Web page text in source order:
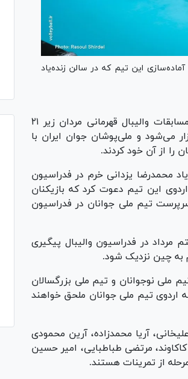
هفتمین مرحله اردوی آماده‌سازی این تیم که در سالن زنده‌یاد
به گزارش فدراسیون والیبال، بیست‌وسومین دوره مسابقات والیبال قهرمانی مردان زیر ۲۱
برگزار می‌شود و ملی‌پوشان جوان ایران با
۲۲ تیرماه در سالن زنده یاد محمدرضا یزدانی خرم در فدراسیون
۱۶ بازیکن را به هفتمین اردوی این تیم دعوت کرد که بازیکنان
کامران شریفی سرپرست تیم ملی جوانان در فدراسیون
تیم ملی والیبال جوانان از ۲۵ تیر تا هشتم مرداد در فدراسیون والیبال پیگیری
به چین نزدیک شود.
ملی نوجوانان و تیم ملی بزرگسالان
ملت‌ها و قهرمانی مردان زیر ۱۹ سال جهان به اردوی تیم ملی جوانان ملحق خواهند
آریا محمدزاده، آرین محمودی
کاکاوند، مرتضی طباطبایی، امیر حسین
از تمرینات هستند.